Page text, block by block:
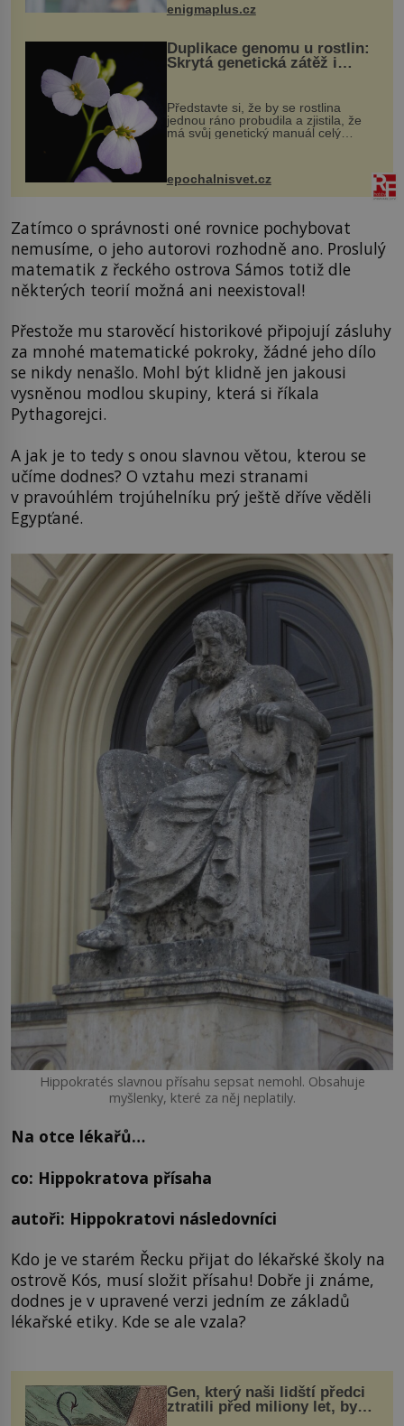
enigmaplus.cz
Duplikace genomu u rostlin:
Skrytá genetická zátěž i
Představte si, že by se rostlina
jednou ráno probudila a zjistila, že
má svůj genetický manuál celý
vstupenka...
epochalnisvet.cz
Zatímco o správnosti oné rovnice pochybovat
nemusíme, o jeho autorovi rozhodně ano. Proslulý
matematik z řeckého ostrova Sámos totiž dle
některých teorií možná ani neexistoval!
Přestože mu starověcí historikové připojují zásluhy
za mnohé matematické pokroky, žádné jeho dílo
se nikdy nenašlo. Mohl být klidně jen jakousi
vysněnou modlou skupiny, která si říkala
Pythagorejci.
A jak je to tedy s onou slavnou větou, kterou se
učíme dodnes? O vztahu mezi stranami
v pravoúhlém trojúhelníku prý ještě dříve věděli
Egypťané.
Hippokratés slavnou přísahu sepsat nemohl. Obsahuje
myšlenky, které za něj neplatily.
Na otce lékařů…
co: Hippokratova přísaha
autoři: Hippokratovi následovníci
Kdo je ve starém Řecku přijat do lékařské školy na
ostrově Kós, musí složit přísahu! Dobře ji známe,
dodnes je v upravené verzi jedním ze základů
lékařské etiky. Kde se ale vzala?
Gen, který naši lidští předci
ztratili před miliony let, by
mohl pomoci s léčbou